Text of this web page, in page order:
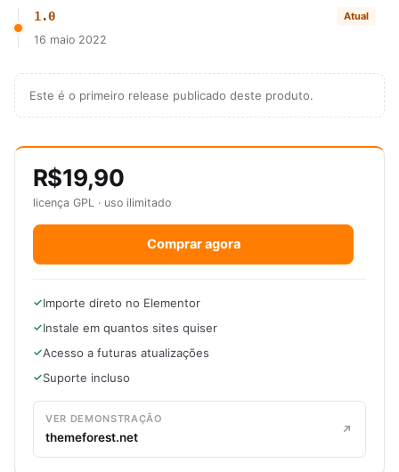
1.0 Atual
16 maio 2022
Este é o primeiro release publicado deste produto.
R$19,90
licença GPL · uso ilimitado
Comprar agora
Importe direto no Elementor
Instale em quantos sites quiser
Acesso a futuras atualizações
Suporte incluso
VER DEMONSTRAÇÃO
themeforest.net